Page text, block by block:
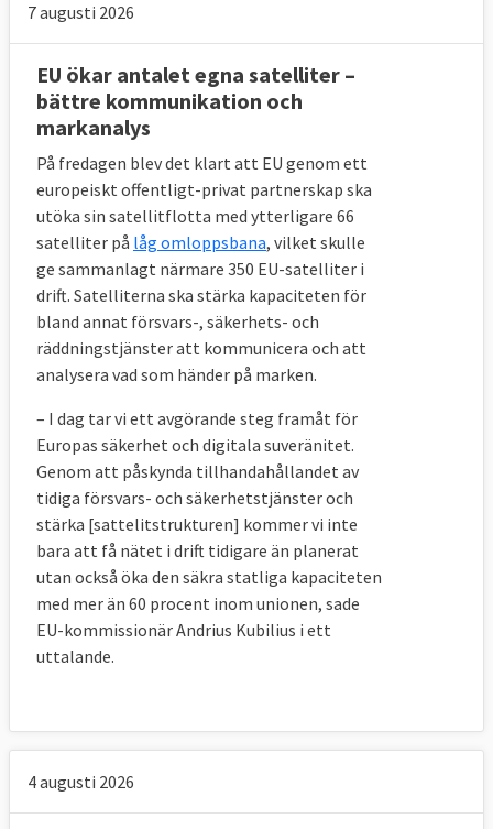
7 augusti 2026
EU ökar antalet egna satelliter –
bättre kommunikation och
markanalys
På fredagen blev det klart att EU genom ett
europeiskt offentligt-privat partnerskap ska
utöka sin satellitflotta med ytterligare 66
satelliter på låg omloppsbana, vilket skulle
ge sammanlagt närmare 350 EU-satelliter i
drift. Satelliterna ska stärka kapaciteten för
bland annat försvars-, säkerhets- och
räddningstjänster att kommunicera och att
analysera vad som händer på marken.
– I dag tar vi ett avgörande steg framåt för
Europas säkerhet och digitala suveränitet.
Genom att påskynda tillhandahållandet av
tidiga försvars- och säkerhetstjänster och
stärka [sattelitstrukturen] kommer vi inte
bara att få nätet i drift tidigare än planerat
utan också öka den säkra statliga kapaciteten
med mer än 60 procent inom unionen, sade
EU-kommissionärAndrius Kubilius i ett
uttalande.
4 augusti 2026